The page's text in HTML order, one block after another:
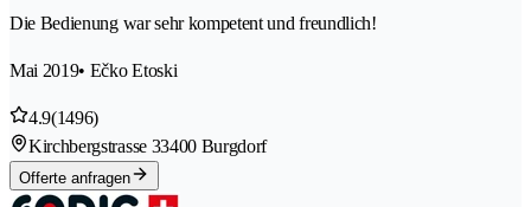
Die Bedienung war sehr kompetent und freundlich!
Mai 2019• Ečko Etoski
4.9(1496)
Kirchbergstrasse 33400 Burgdorf
Offerte anfragen